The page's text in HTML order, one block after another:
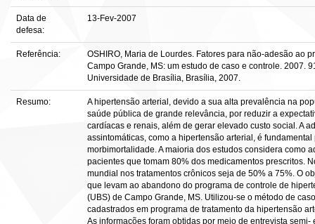
Data de
defesa:
13-Fev-2007
Referência:
OSHIRO, Maria de Lourdes. Fatores para não-adesão ao
Campo Grande, MS: um estudo de caso e controle. 2007.
Universidade de Brasília, Brasília, 2007.
Resumo:
A hipertensão arterial, devido a sua alta prevalência na
saúde pública de grande relevância, por reduzir a
cardíacas e renais, além de gerar elevado custo social. A
assintomáticas, como a hipertensão arterial, é
morbimortalidade. A maioria dos estudos considera como
pacientes que tomam 80% dos medicamentos prescritos.
mundial nos tratamentos crônicos seja de 50% a 75%. O
que levam ao abandono do programa de controle de
(UBS) de Campo Grande, MS. Utilizou-se o método de
cadastrados em programa de tratamento da hipertensão
As informações foram obtidas por meio de entrevista